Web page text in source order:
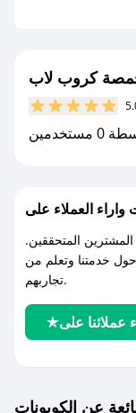
كروب لاب
المشترين المتحققين.
خدمتنا وتعلم من
تجاربهم.
عن الكوبونات